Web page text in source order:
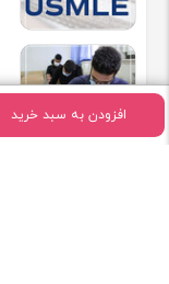
افزودن به سبد خرید